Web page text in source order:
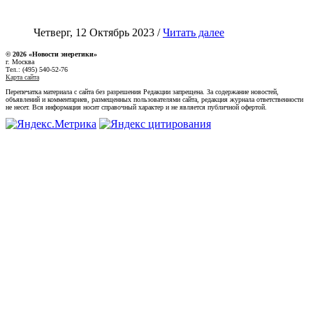
Четверг, 12 Октябрь 2023 /Читать далее
© 2026 «Новости энеретики»
г. Москва
Тел.: (495) 540-52-76
Карта сайта
Перепечатка материала с сайта без разрешения Редакции запрещена. За содержание новостей,
объявлений и комментариев, размещенных пользователями сайта, редакция журнала ответственности
не несет. Вся информация носит справочный характер и не является публичной офертой.